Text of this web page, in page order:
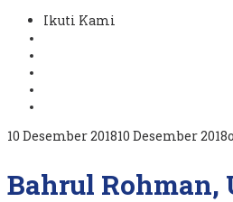
Ikuti Kami
10 Desember 201810 Desember 2018
Bahrul Rohman,